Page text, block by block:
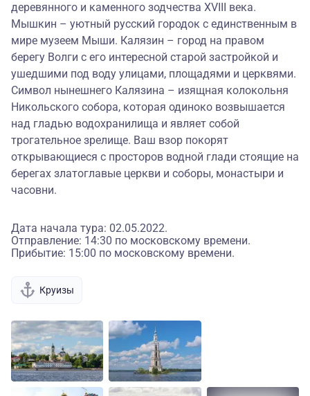
деревянного и каменного зодчества XVIII века.
Мышкин – уютный русский городок с единственным в
мире музеем Мыши. Калязин – город на правом
берегу Волги с его интересной старой застройкой и
ушедшими под воду улицами, площадями и церквями.
Символ нынешнего Калязина – изящная колокольня
Никольского собора, которая одиноко возвышается
над гладью водохранилища и являет собой
трогательное зрелище. Ваш взор покорят
открывающиеся с просторов водной глади стоящие на
берегах златоглавые церкви и соборы, монастыри и
часовни.
Дата начала тура: 02.05.2022.
Отправление: 14:30 по московскому времени.
Прибытие: 15:00 по московскому времени.
Круизы